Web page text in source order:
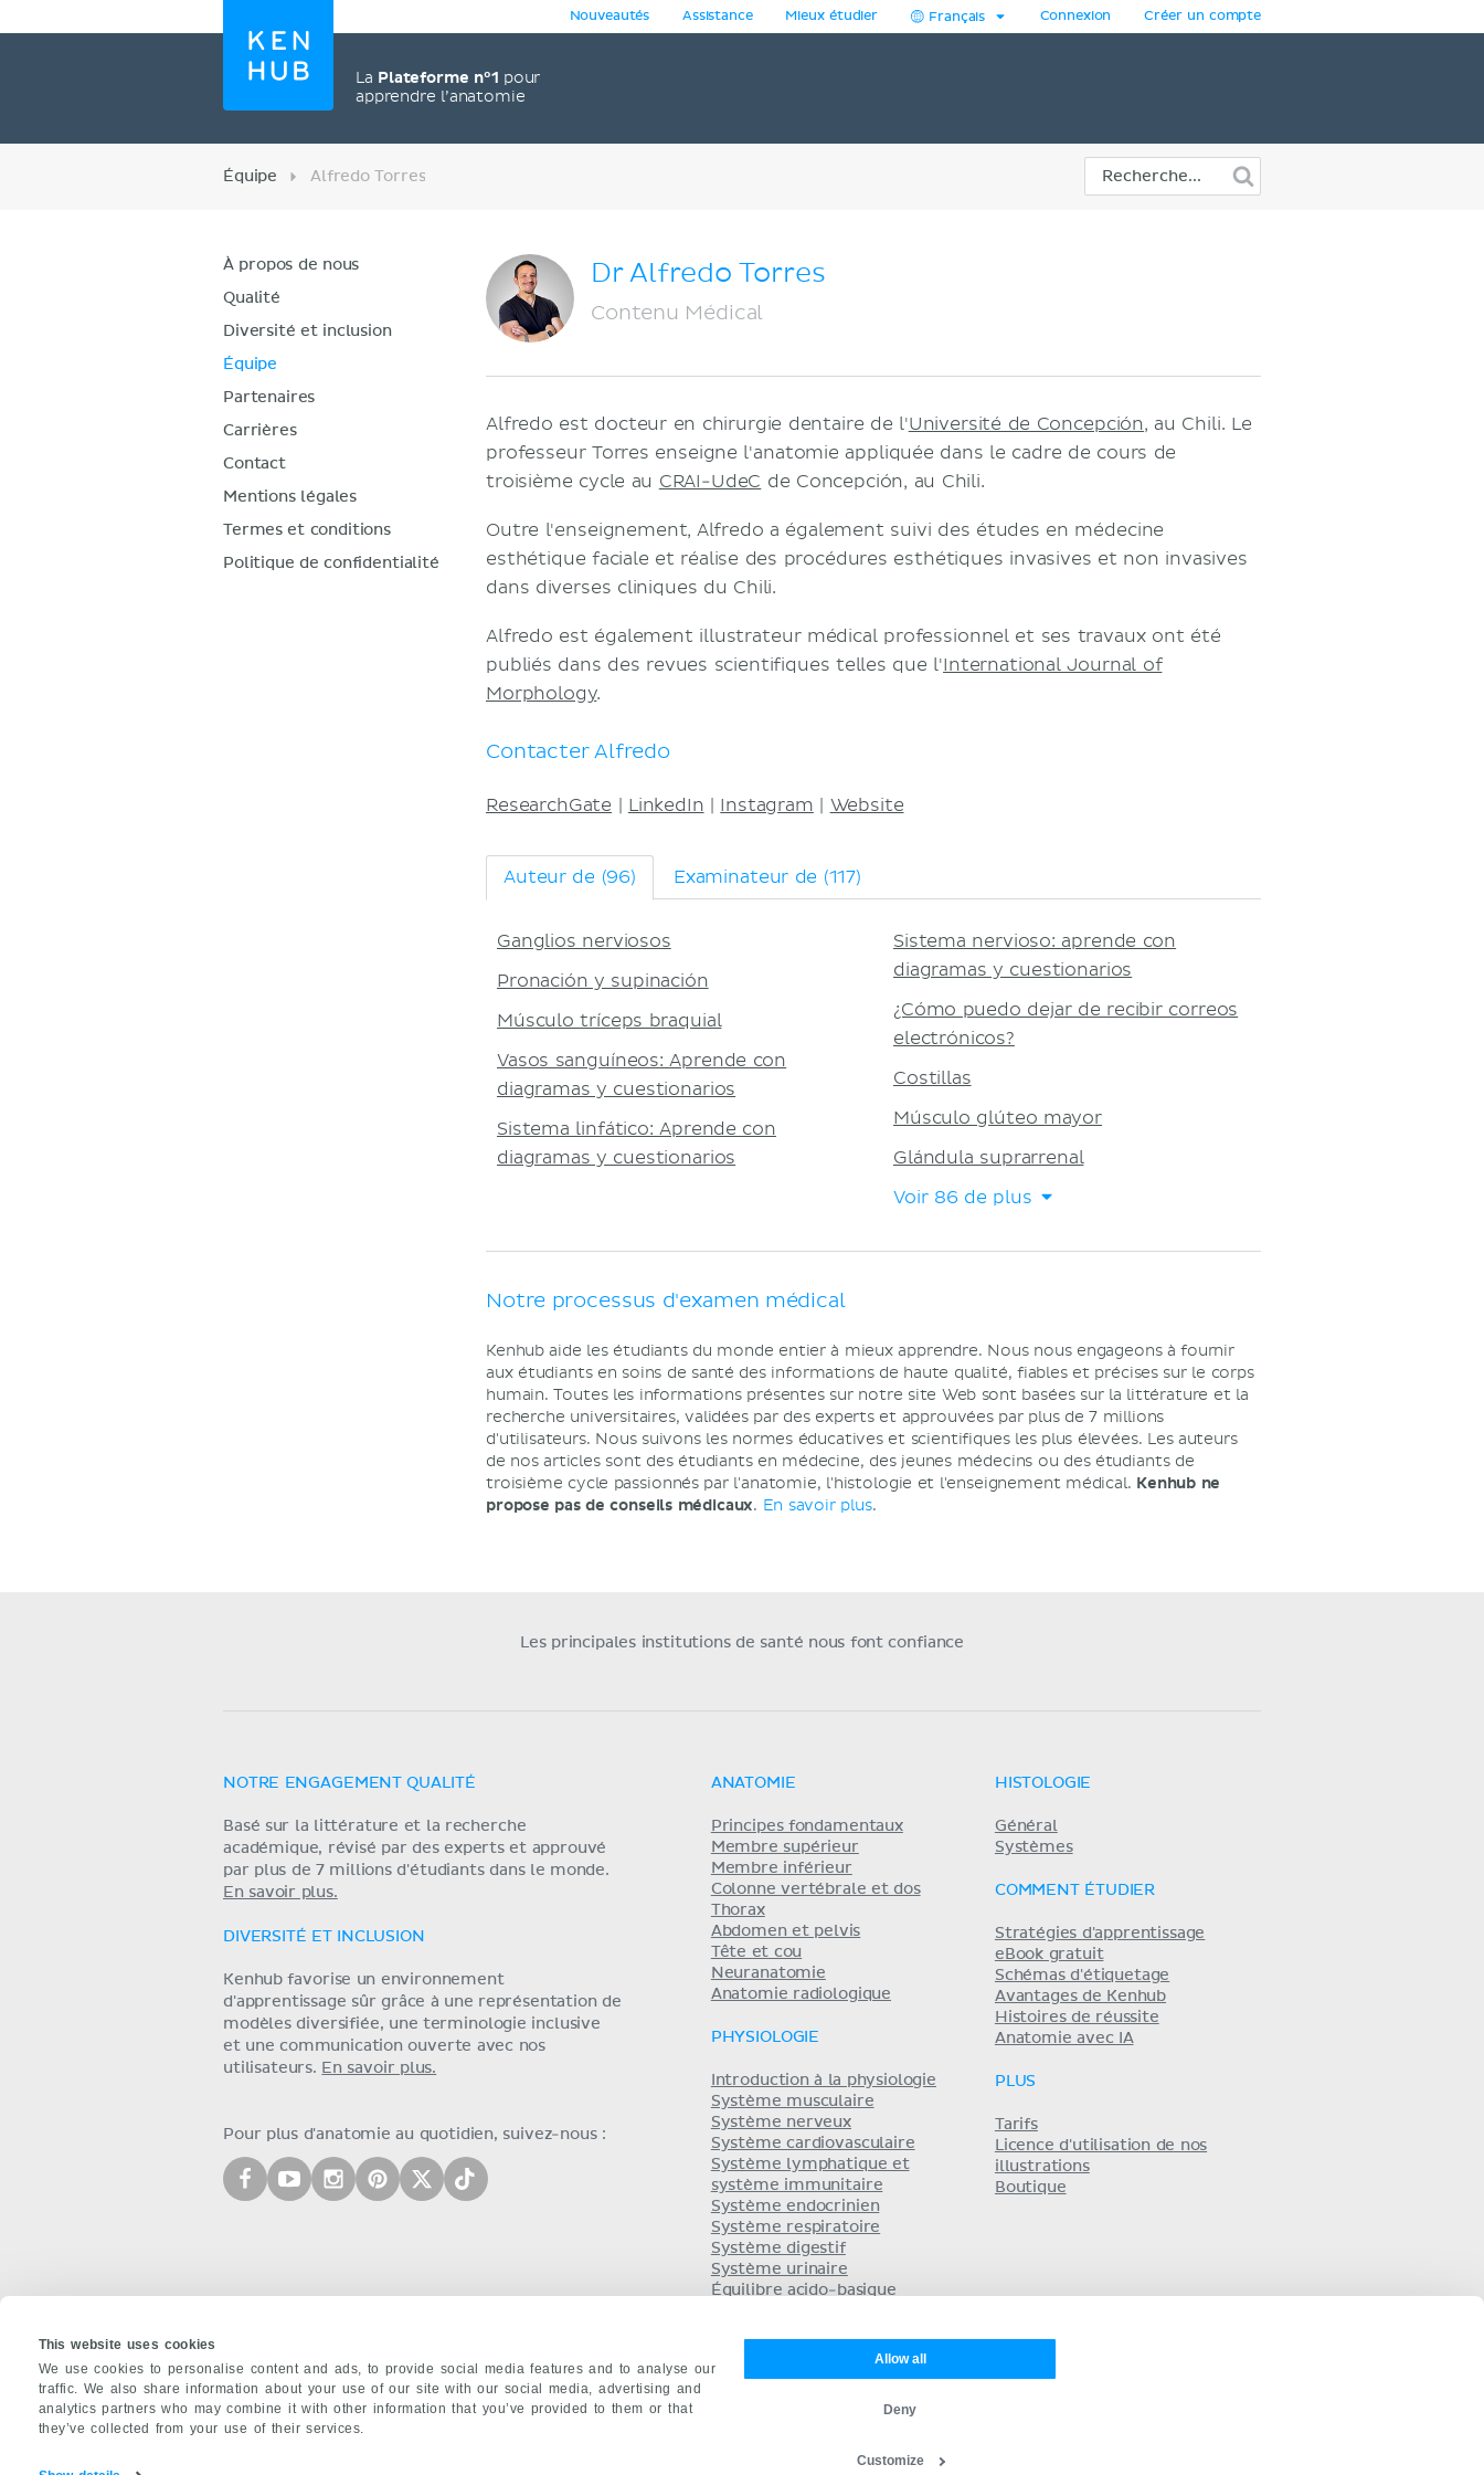
This website uses cookies
We use cookies to personalise content and ads, to provide social media features and to analyse our
traffic. We also share information about your use of our site with our social media, advertising and
analytics partners who may combine it with other information that you’ve provided to them or that
they’ve collected from your use of their services.
Allow all
Customize
Deny
La Plateforme n°1 pour
apprendre l’anatomie
Nouveautés Assistance Mieux étudier Français Connexion Créer un compte
Équipe Alfredo Torres
À propos de nous
Qualité
Diversité et inclusion
Équipe
Partenaires
Carrières
Contact
Mentions légales
Termes et conditions
Politique de confidentialité
Dr Alfredo Torres
Contenu Médical
Alfredo est docteur en chirurgie dentaire de l'Université de Concepción, au Chili. Le
professeur Torres enseigne l'anatomie appliquée dans le cadre de cours de
troisième cycle au CRAI-UdeC de Concepción, au Chili.
Outre l'enseignement, Alfredo a également suivi des études en médecine
esthétique faciale et réalise des procédures esthétiques invasives et non invasives
dans diverses cliniques du Chili.
Alfredo est également illustrateur médical professionnel et ses travaux ont été
publiés dans des revues scientifiques telles que l'International Journal of
Morphology.
Contacter Alfredo
ResearchGate LinkedIn Instagram Website
Auteur de (96) Examinateur de (117)
Ganglios nerviosos
Pronación y supinación
Músculo tríceps braquial
Vasos sanguíneos: Aprende con
diagramas y cuestionarios
Sistema linfático: Aprende con
diagramas y cuestionarios
Sistema nervioso: aprende con
diagramas y cuestionarios
¿Cómo puedo dejar de recibir correos
electrónicos?
Costillas
Músculo glúteo mayor
Glándula suprarrenal
Voir 86 de plus
Notre processus d'examen médical
Kenhub aide les étudiants du monde entier à mieux apprendre. Nous nous engageons à fournir
aux étudiants en soins de santé des informations de haute qualité, fiables et précises sur le corps
humain. Toutes les informations présentes sur notre site Web sont basées sur la littérature et la
recherche universitaires, validées par des experts et approuvées par plus de 7 millions
d'utilisateurs. Nous suivons les normes éducatives et scientifiques les plus élevées. Les auteurs
de nos articles sont des étudiants en médecine, des jeunes médecins ou des étudiants de
troisième cycle passionnés par l'anatomie, l'histologie et l'enseignement médical. Kenhub ne
propose pas de conseils médicaux. En savoir plus.
Les principales institutions de santé nous font confiance
NOTRE ENGAGEMENT QUALITÉ
Basé sur la littérature et la recherche
académique, révisé par des experts et approuvé
par plus de 7 millions d'étudiants dans le monde.
En savoir plus.
DIVERSITÉ ET INCLUSION
Kenhub favorise un environnement
d'apprentissage sûr grâce à une représentation de
modèles diversifiée, une terminologie inclusive
et une communication ouverte avec nos
utilisateurs. En savoir plus.
Pour plus d'anatomie au quotidien, suivez-nous :
ANATOMIE
Principes fondamentaux
Membre supérieur
Membre inférieur
Colonne vertébrale et dos
Thorax
Abdomen et pelvis
Tête et cou
Neuranatomie
Anatomie radiologique
PHYSIOLOGIE
Introduction à la physiologie
Système musculaire
Système nerveux
Système cardiovasculaire
Système lymphatique et
système immunitaire
Système endocrinien
Système respiratoire
Système digestif
Système urinaire
Équilibre acido-basique
HISTOLOGIE
Général
Systèmes
COMMENT ÉTUDIER
Stratégies d'apprentissage
eBook gratuit
Schémas d'étiquetage
Avantages de Kenhub
Histoires de réussite
Anatomie avec IA
PLUS
Tarifs
Licence d'utilisation de nos
illustrations
Boutique
À PROPOS DE NOUS